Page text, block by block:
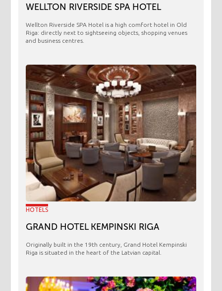
WELLTON RIVERSIDE SPA HOTEL
Wellton Riverside SPA Hotel is a high comfort hotel in Old
Riga: directly next to sightseeing objects, shopping venues
and business centres.
HOTELS
GRAND HOTEL KEMPINSKI RIGA
Originally built in the 19th century, Grand Hotel Kempinski
Riga is situated in the heart of the Latvian capital.